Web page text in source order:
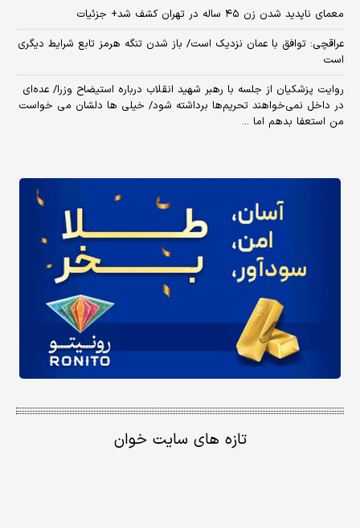
معمای ناپدید شدن زن ۴۵ ساله در تهران کشف شد+ جزئیات
عراقچی: توافق با عمان نزدیک است/ باز شدن تنگه هرمز تابع شرایط دیگری
است
روایت پزشکیان از جلسه با رهبر شهید انقلاب درباره استیضاح وزرا/ عده‌ای
در داخل نمی‌خواهند تحریم‌ها برداشته شود/ خیلی ها دلشان می خواست
من استعفا بدهم اما ...
تازه های سایت خوان